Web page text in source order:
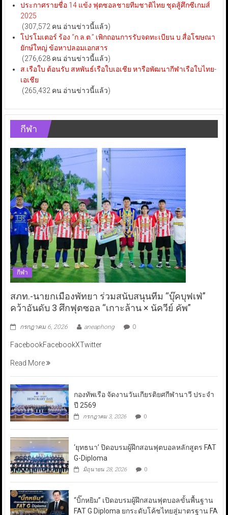
ประกาศรายชื่อ 14 แข้ง ฟุตซอลชายทีมชาติไทย ชุดสู้ศึกซีเกมส์
2025
(307,572 คน อ่านข่าวนี้แล้ว)
โปรโมเตอร์ ร้อง “ก.ล.ต.” เพิกถอนการรับจดทะเบียน บ.สื่อโฆษณา
ยักษ์ใหญ่ ข้อหาปลอมเอกสาร
(276,628 คน อ่านข่าวนี้แล้ว)
ส.เรือใบ ต้อนรับ สหพันธ์เรือใบเอเชีย หารือพัฒนากีฬาเรือใบไทย-
เอเชีย
(265,432 คน อ่านข่าวนี้แล้ว)
กีฬา
กีฬา
สภท.-นายกเมืองพัทยา ร่วมสนับสนุนทีม “บุ๊คบุฟเฟ่”
คว้าอันดับ 3 ศึกฟุตซอล “เกาะล้าน × นัควีย์ คัพ”
กรกฎาคม 6, 2026 aneaphong 0
FacebookFacebookXTwitter
Read More
กองทัพเรือ จัดงานวันเกียรติยศกีฬานาวี ประจำ
ปี 2569
กรกฎาคม 3, 2026 0
‘ยุทธนา’ ปิดอบรมผู้ฝึกสอนฟุตบอลหลักสูตร FAT
G-Diploma
มิถุนายน 28, 2026 0
“บิ๊กหยิม” เปิดอบรมผู้ฝึกสอนฟุตบอลขั้นพื้นฐาน
FAT G Diploma ยกระดับโค้ชไทยสู่มาตรฐาน FA